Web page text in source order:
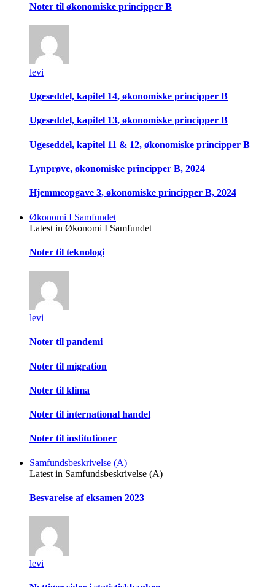
Noter til økonomiske principper B
levi
Ugeseddel, kapitel 14, økonomiske principper B
Ugeseddel, kapitel 13, økonomiske principper B
Ugeseddel, kapitel 11 & 12, økonomiske principper B
Lynprøve, økonomiske principper B, 2024
Hjemmeopgave 3, økonomiske principper B, 2024
Økonomi I Samfundet
Latest in Økonomi I Samfundet
Noter til teknologi
levi
Noter til pandemi
Noter til migration
Noter til klima
Noter til international handel
Noter til institutioner
Samfundsbeskrivelse (A)
Latest in Samfundsbeskrivelse (A)
Besvarelse af eksamen 2023
levi